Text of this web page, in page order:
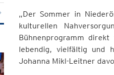
„Der Sommer in
kulturellen
Bühnenprogramm
lebendig, vielfältig und
Johanna Mikl-Leitner